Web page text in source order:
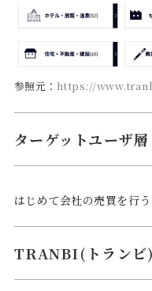
参照元： https://
ターゲットユーザ層
はじめて会社の売買を行
TRANBI(トランビ